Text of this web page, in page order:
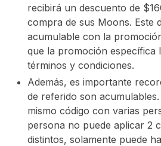
recibirá un descuento de
compra de sus Moons. Este
acumulable con la
que la promoción específica
términos y condiciones.
Además, es importante
de referido son
mismo código con varias
persona no puede aplicar 2
distintos, solamente puede